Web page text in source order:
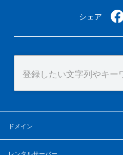
シェア
ドメイン
レンタルサーバー